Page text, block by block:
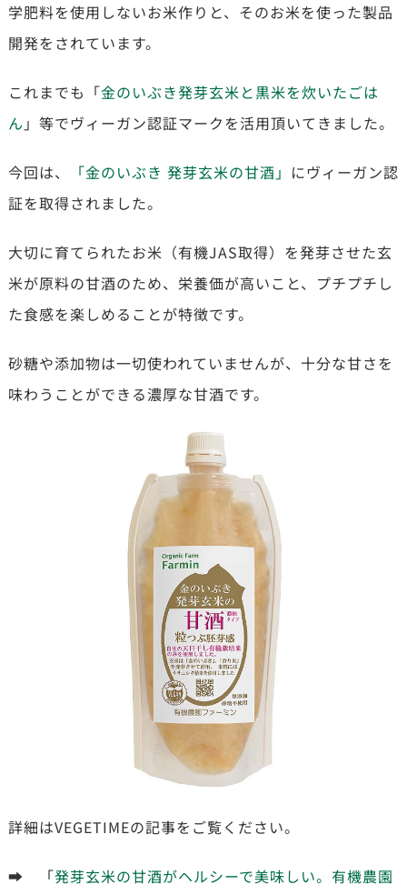
学肥料を使用しないお米作りと、そのお米を使った製品
開発をされています。
これまでも「金のいぶき発芽玄米と黒米を炊いたごは
ん 」等でヴィーガン認証マークを活用頂いてきました。
今回は、 「金のいぶき 発芽玄米の甘酒」 にヴィーガン認
証を取得されました。
大切に育てられたお米（有機JAS取得）を発芽させた玄
米が原料の甘酒のため、栄養価が高いこと、プチプチし
た食感を楽しめることが特徴です。
砂糖や添加物は一切使われていませんが、十分な甘さを
味わうことができる濃厚な甘酒です。
詳細はVEGETIMEの記事をご覧ください。
➡ 「発芽玄米の甘酒がヘルシーで美味しい。有機農園